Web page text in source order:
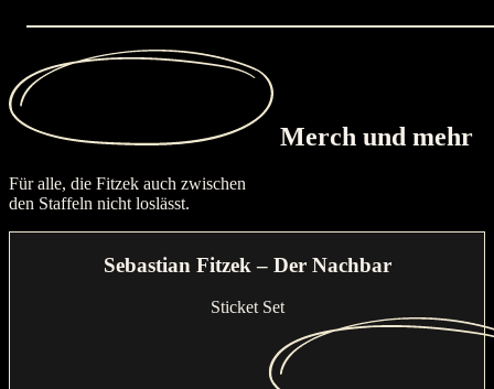
Merchund mehr
Für alle, die Fitzek auch zwischen
den Staffeln nicht loslässt.
Sebastian Fitzek – Der Nachbar
Sticket Set